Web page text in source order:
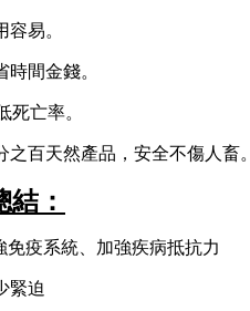
容易。
時間金錢。
死亡率。
之百天然產品，安全不傷人畜。
結：
免疫系統、加強疾病抵抗力
緊迫